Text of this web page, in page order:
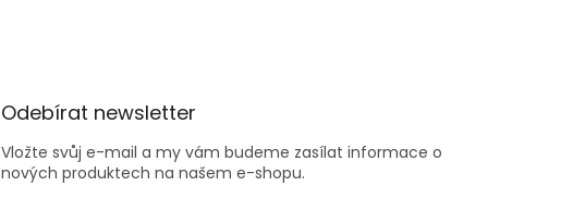
Odebírat newsletter
Vložte svůj e-mail a my vám budeme zasílat informace o
nových produktech na našem e-shopu.